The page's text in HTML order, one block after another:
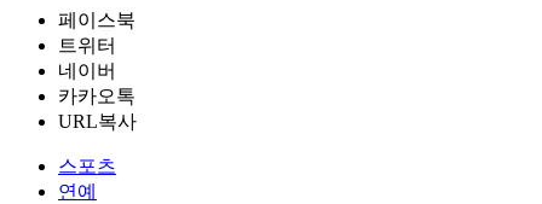
페이스북
트위터
네이버
카카오톡
URL복사
스포츠
연예